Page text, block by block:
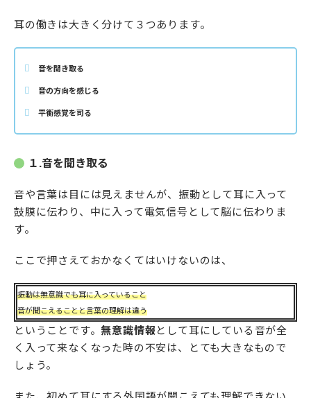
耳の働きは大きく分けて３つあります。
音を聞き取る
音の方向を感じる
平衡感覚を司る
１.音を聞き取る
音や言葉は目には見えませんが、振動として耳に入って
鼓膜に伝わり、中に入って電気信号として脳に伝わりま
す。
ここで押さえておかなくてはいけないのは、
振動は無意識でも耳に入っていること
音が聞こえることと言葉の理解は違う
ということです。 無意識情報 として耳にしている音が全
く入って来なくなった時の不安は、とても大きなもので
しょう。